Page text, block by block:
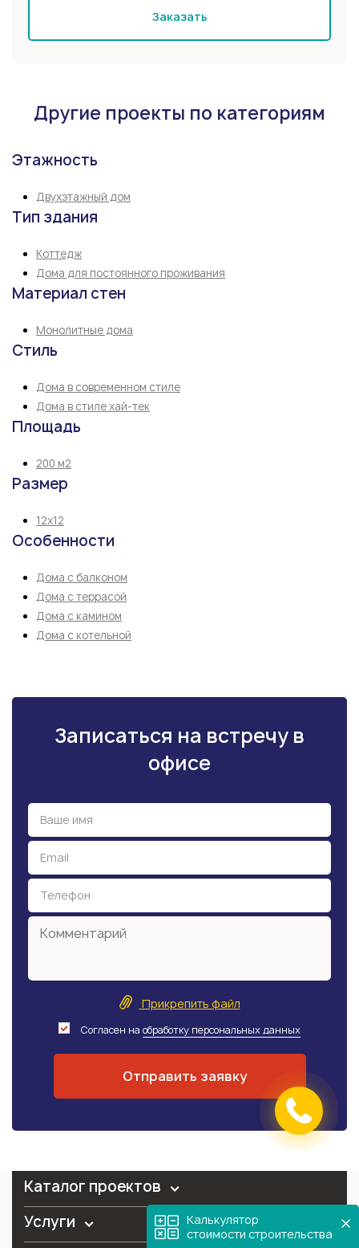
Калькулятор
стоимости строительства
Заказать
Другие проекты по категориям
Этажность
Двухэтажный дом
Тип здания
Коттедж
Дома для постоянного проживания
Материал стен
Монолитные дома
Стиль
Дома в современном стиле
Дома в стиле хай-тек
Площадь
200 м2
Размер
12х12
Особенности
Дома с балконом
Дома с террасой
Дома с камином
Дома с котельной
Записаться на встречу в
офисе
Прикрепить файл
Согласен на обработку персональных данных
Каталог проектов
Услуги